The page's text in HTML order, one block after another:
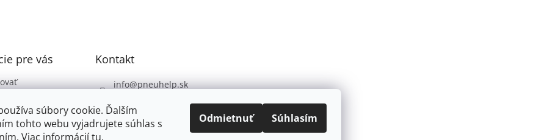
súbory cookie. Ďalším
tohto webu vyjadrujete súhlas s
Viac informáciítu.
Odmietnuť Súhlasím
pre vás
ochrany
Kontakt
info@pneuhelp.sk